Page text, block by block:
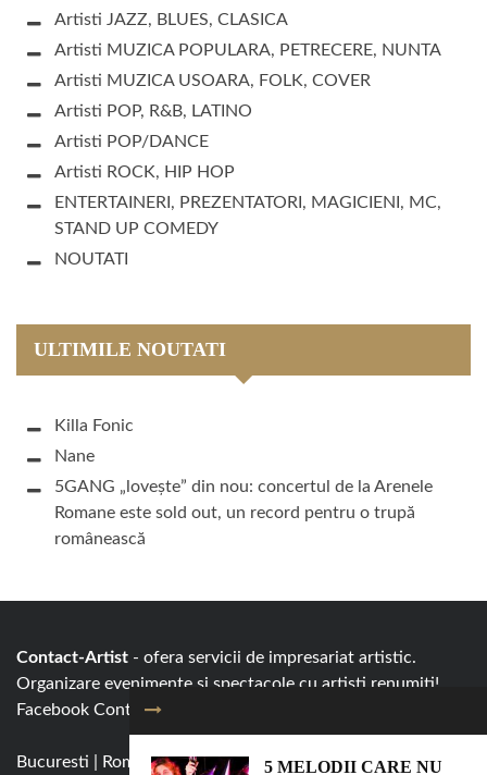
5 MELODII CARE NU
Artisti JAZZ, BLUES, CLASICA
Artisti MUZICA POPULARA, PETRECERE, NUNTA
Artisti MUZICA USOARA, FOLK, COVER
Artisti POP, R&B, LATINO
Artisti POP/DANCE
Artisti ROCK, HIP HOP
ENTERTAINERI, PREZENTATORI, MAGICIENI, MC,
STAND UP COMEDY
NOUTATI
ULTIMILE NOUTATI
Killa Fonic
Nane
5GANG „lovește” din nou: concertul de la Arenele
Romane este sold out, un record pentru o trupă
românească
Contact-Artist - ofera servicii de impresariat artistic.
Organizare evenimente si spectacole cu artisti renumiti!
Facebook Contact-Artist.ro
Bucuresti Romania|0751 158 243|booking@contact-